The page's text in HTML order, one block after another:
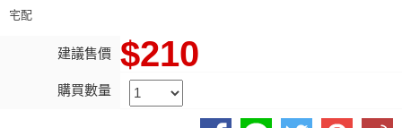
宅配
建議售價 $210
購買數量